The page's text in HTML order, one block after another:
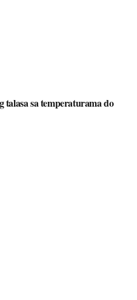
sa temperaturama do